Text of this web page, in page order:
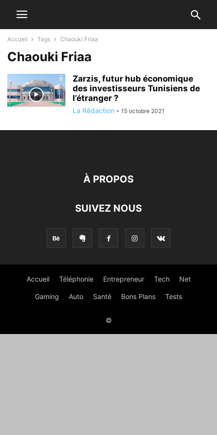
Accueil Tags Chaouki Friaa
Chaouki Friaa
Zarzis, futur hub économique
des investisseurs Tunisiens de
l’étranger ?
La Rédaction - 15 octobre 2021
À PROPOS
SUIVEZ NOUS
Accueil Téléphonie Entrepreneur Tech Net
Gaming Auto Santé Bons Plans Tests
©